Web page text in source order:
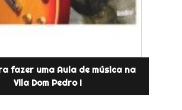
fazer uma Aula de música na
Vila Dom Pedro I